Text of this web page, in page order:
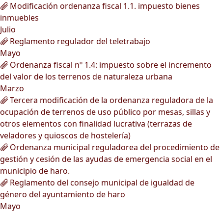
Modificación ordenanza fiscal 1.1. impuesto bienes
inmuebles
Julio
Reglamento regulador del teletrabajo
Mayo
Ordenanza fiscal nº 1.4: impuesto sobre el incremento
del valor de los terrenos de naturaleza urbana
Marzo
Tercera modificación de la ordenanza reguladora de la
ocupación de terrenos de uso público por mesas, sillas y
otros elementos con finalidad lucrativa (terrazas de
veladores y quioscos de hostelería)
Ordenanza municipal reguladorea del procedimiento de
gestión y cesión de las ayudas de emergencia social en el
municipio de haro.
Reglamento del consejo municipal de igualdad de
género del ayuntamiento de haro
Mayo